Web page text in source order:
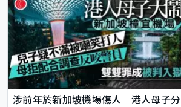
涉前年於新加坡機場傷人 港人母子分